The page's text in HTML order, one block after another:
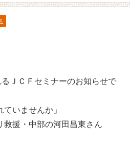
ＪＣＦセミナーのお知らせで
いませんか」
救援・中部の河田昌東さん